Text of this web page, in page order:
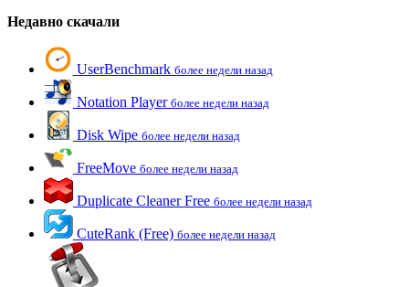
Недавно скачали
UserBenchmark более недели назад
Notation Player более недели назад
Disk Wipe более недели назад
FreeMove более недели назад
Duplicate Cleaner Free более недели назад
CuteRank (Free) более недели назад